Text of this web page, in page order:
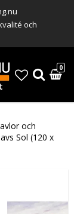
och
0
och
Sol (120 x